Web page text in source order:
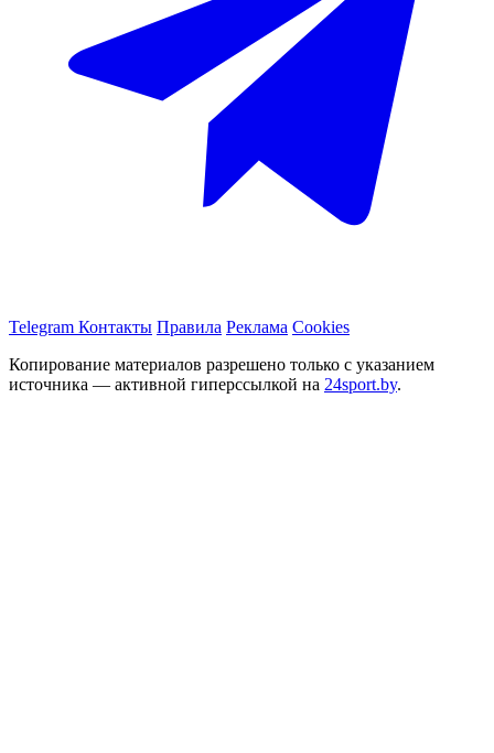
Telegram Контакты Правила Реклама Cookies
Копирование материалов разрешено только с указанием
источника — активной гиперссылкой на 24sport.by.